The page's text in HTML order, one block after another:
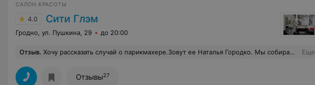
САЛОН КРАСОТЫ
4.0 Сити Глэм
Гродно, ул. Пушкина, 29 до 20:00
Отзыв. Хочу рассказать случай о парикмахере.Зовут ее Наталья Городко. Мы собирались на свадьбу. И моя мама каким-то чудесным образом нашла эту девушку,чтобы она сделала причёски нам обеим в день свадьбы. Договаривались за месяц до торжества, а может и больше.Несколько раз созванивались, уточняли время и место.И, прямо в день свадьбы, она не явилась,телефон отключила без объяснения причин. Я в слезах металась по городу, но меня все салоны не хотели брать, так как надо было заранее записываться ,не было свободных мастеров. Настроение было испорчено! Я уже представляла себя страшно лохматой,с опухшими от слез глазами на свадебных фотографиях своей родной сестры...И тут случилось чудо! Я зашла в салон "Сити Глэм". Там оказалось, что у мастера как-раз по записи не пришла клиентка и меня согласились принять. Девушка Елена сделала мне такую классную причёску, что все обращали на это внимание. И денег взяли не много.Огромное Человеческое Спасибо вам Елена! Вы меня очень выручили! Еще
Отзывы27